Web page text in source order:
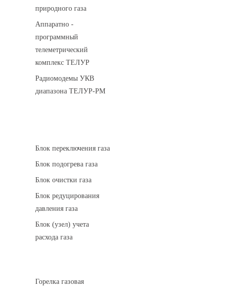
природного газа
Аппаратно -
программный
телеметрический
комплекс ТЕЛУР
Радиомодемы УКВ
диапазона ТЕЛУР-РМ
Блок переключения газа
Блок подогрева газа
Блок очистки газа
Блок редуцирования
давления газа
Блок (узел) учета
расхода газа
Горелка газовая